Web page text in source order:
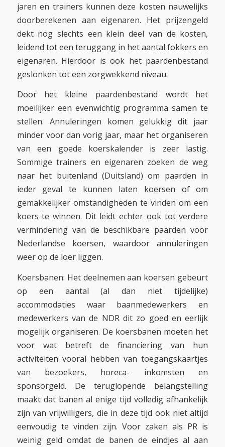
jaren en trainers kunnen deze kosten nauwelijks
doorberekenen aan eigenaren. Het prijzengeld
dekt nog slechts een klein deel van de kosten,
leidend tot een teruggang in het aantal fokkers en
eigenaren. Hierdoor is ook het paardenbestand
geslonken tot een zorgwekkend niveau.
Door het kleine paardenbestand wordt het
moeilijker een evenwichtig programma samen te
stellen. Annuleringen komen gelukkig dit jaar
minder voor dan vorig jaar, maar het organiseren
van een goede koerskalender is zeer lastig.
Sommige trainers en eigenaren zoeken de weg
naar het buitenland (Duitsland) om paarden in
ieder geval te kunnen laten koersen of om
gemakkelijker omstandigheden te vinden om een
koers te winnen. Dit leidt echter ook tot verdere
vermindering van de beschikbare paarden voor
Nederlandse koersen, waardoor annuleringen
weer op de loer liggen.
Koersbanen: Het deelnemen aan koersen gebeurt
op een aantal (al dan niet tijdelijke)
accommodaties waar baanmedewerkers en
medewerkers van de NDR dit zo goed en eerlijk
mogelijk organiseren. De koersbanen moeten het
voor wat betreft de financiering van hun
activiteiten vooral hebben van toegangskaartjes
van bezoekers, horeca- inkomsten en
sponsorgeld. De teruglopende belangstelling
maakt dat banen al enige tijd volledig afhankelijk
zijn van vrijwilligers, die in deze tijd ook niet altijd
eenvoudig te vinden zijn. Voor zaken als PR is
weinig geld omdat de banen de eindjes al aan